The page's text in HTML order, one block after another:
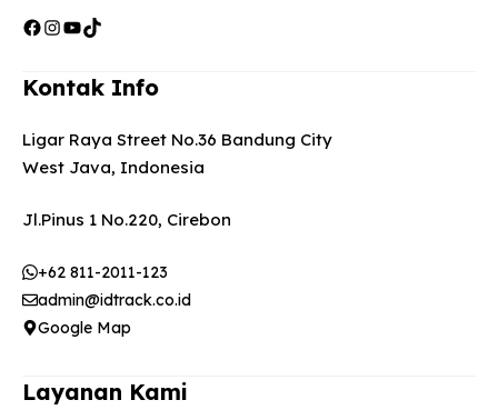
Facebook
Instagram
YouTube
TikTok
Kontak Info
Ligar Raya Street No.36 Bandung City
West Java, Indonesia
Jl.Pinus 1 No.220, Cirebon
+62 811-2011-123
admin@idtrack.co.id
Google Map
Layanan Kami